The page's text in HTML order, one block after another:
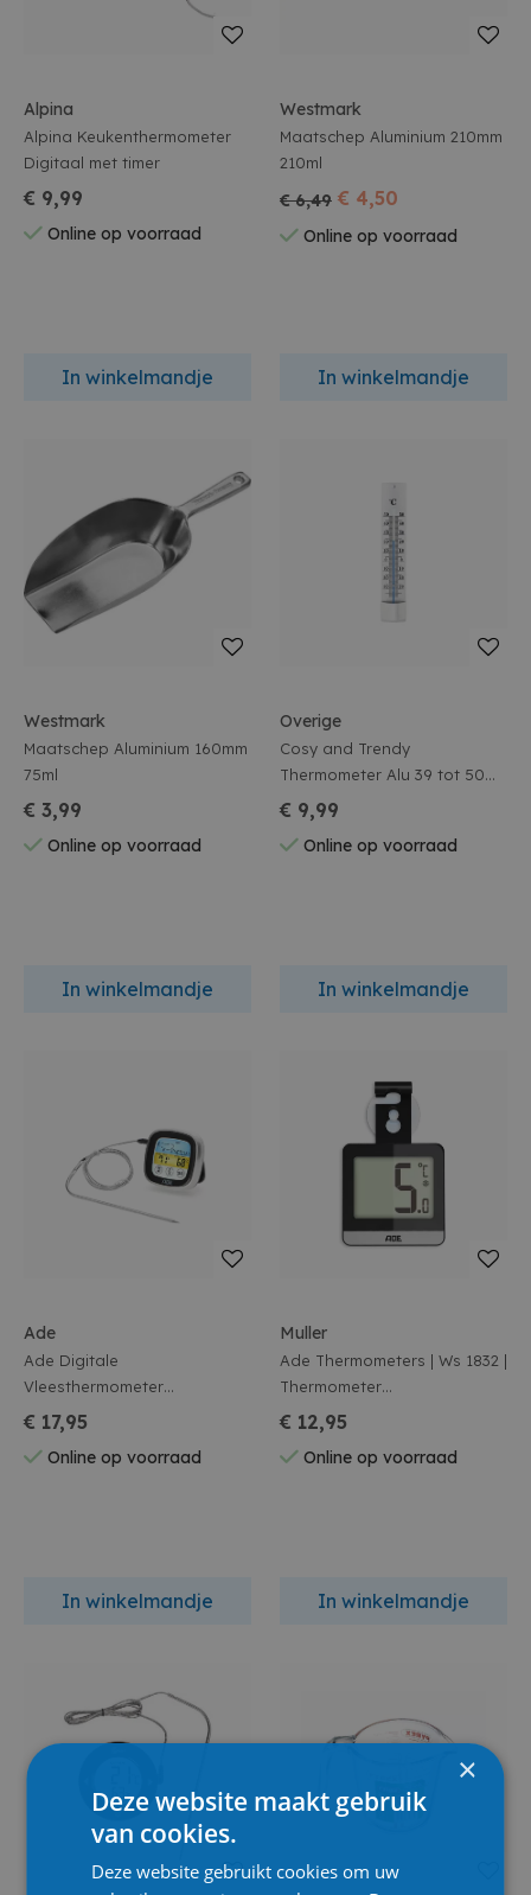
Alpina
Alpina Keukenthermometer
Digitaal met timer
€ 9,99
Online op voorraad
In winkelmandje
Westmark
Maatschep Aluminium 210mm
210ml
€ 6,49 € 4,50
Online op voorraad
In winkelmandje
Westmark
Maatschep Aluminium 160mm
75ml
€ 3,99
Online op voorraad
In winkelmandje
Overige
Cosy and Trendy
Thermometer Alu 39 tot 50
Graden 4x21,5cm
€ 9,99
Online op voorraad
In winkelmandje
Ade
Ade Digitale
Vleesthermometer
7,6X7,6Xh2,5Cm Incl. 2X Aaa
€ 17,95
Online op voorraad
In winkelmandje
Muller
Ade Thermometers | Ws 1832 |
Thermometer
Koelkast/Diepvries
€ 12,95
Online op voorraad
In winkelmandje
×
Deze website maakt gebruik
van cookies.
Deze website gebruikt cookies om uw